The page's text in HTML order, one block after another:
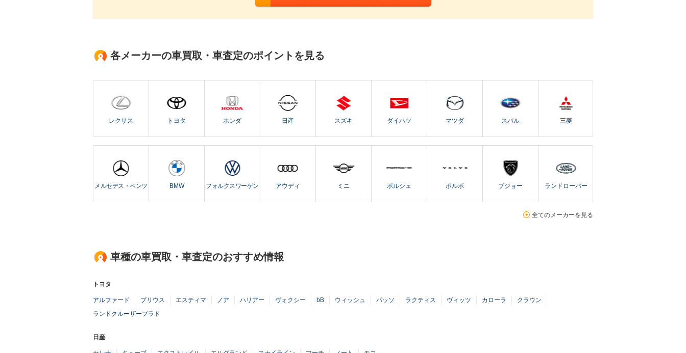
各メーカーの車買取・車査定のポイントを見る
レクサス トヨタ ホンダ 日産 スズキ ダイハツ マツダ スバル 三菱
メルセデス・ベンツ BMW フォルクスワーゲン アウディ ミニ ポルシェ ボルボ プジョー ランドローバー
全てのメーカーを見る
車種の車買取・車査定のおすすめ情報
トヨタ
アルファード プリウス エスティマ ノア ハリアー ヴォクシー bB ウィッシュ パッソ ラクティス ヴィッツ カローラ
クラウン
ランドクルーザープラド
日産